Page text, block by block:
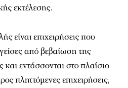
εκτέλεσης.
είναι επιχειρήσεις που
από βεβαίωση της
εντάσσονται στο πλαίσιο
πληττόμενες επιχειρήσεις,